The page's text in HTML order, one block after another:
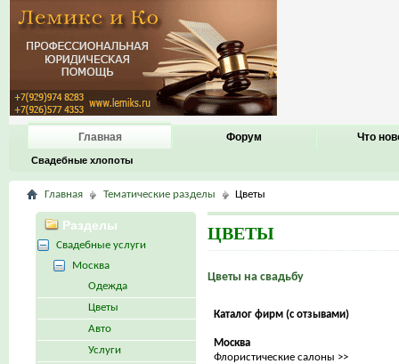
Главная
Свадебные хлопоты
Форум Что
Главная Тематические разделы Цветы
ЦВЕТЫ
Цветы на свадьбу
Каталог фирм (с отзывами)
Москва
Флористические салоны >>
Разделы
Свадебные услуги
Москва
Одежда
Цветы
Авто
Услуги